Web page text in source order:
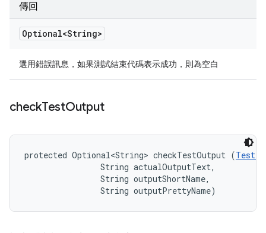
傳回
Optional<String>
選用錯誤訊息，如果測試結束代碼表示成功，則為空白
checkTestOutput
protected Optional<String> checkTestOutput (
                String actualOutputText,
                String outputShortName,
                String outputPrettyName)